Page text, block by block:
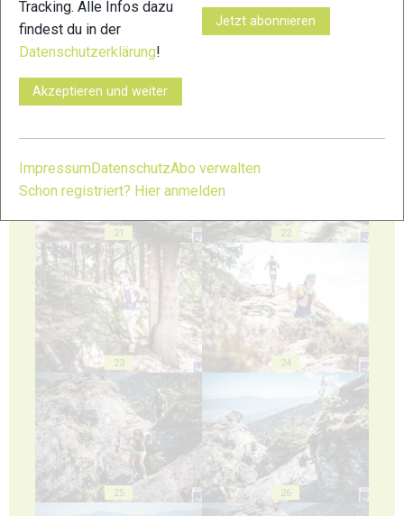
19
21 22
23 24
25 26
Tracking. Alle Infos dazu
findest du in der
Datenschutzerklärung!
Akzeptieren und weiter
Jetzt abonnieren
ImpressumDatenschutzAbo verwalten
Schon registriert? Hier anmelden